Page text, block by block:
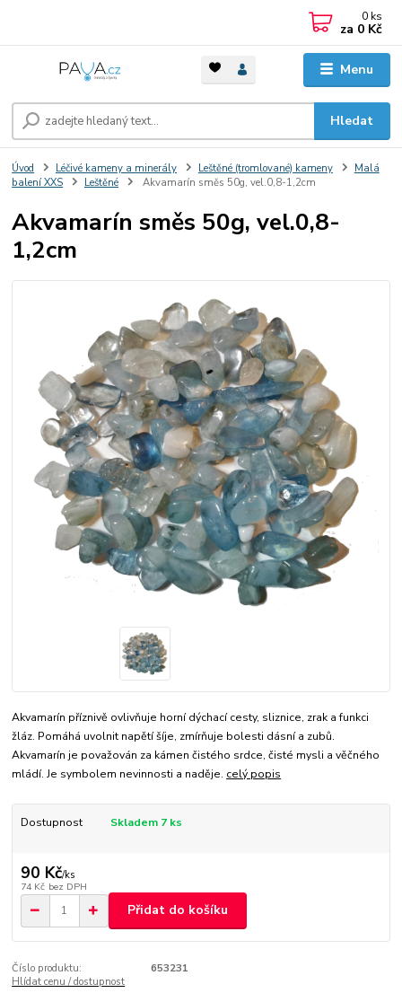
Menu
Hledat
0 ks
za 0 Kč
Úvod Léčivé kameny a minerály Leštěné (tromlované) kameny
Malá
balení XXS
Leštěné Akvamarín směs 50g, vel.0,8-1,2cm
Akvamarín směs 50g, vel.0,8-
1,2cm
Akvamarín příznivě ovlivňuje horní dýchací cesty, sliznice, zrak a funkci
žláz. Pomáhá uvolnit napětí šíje, zmírňuje bolesti dásní a zubů.
Akvamarín je považován za kámen čistého srdce, čisté mysli a věčného
mládí. Je symbolem nevinnosti a naděje. celý popis
Dostupnost Skladem 7 ks
90 Kč/ks
74 Kč bez DPH
Přidat do košíku
Číslo produktu:
653231
Hlídat cenu / dostupnost